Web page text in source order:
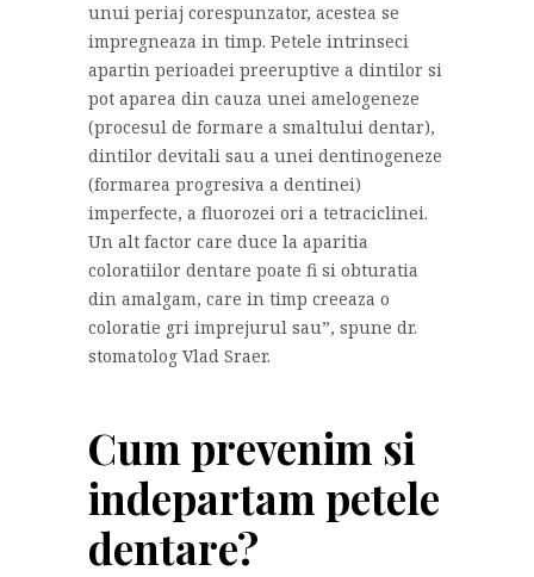
unui periaj corespunzator, acestea se
impregneaza in timp. Petele intrinseci
apartin perioadei preeruptive a dintilor si
pot aparea din cauza unei amelogeneze
(procesul de formare a smaltului dentar),
dintilor devitali sau a unei dentinogeneze
(formarea progresiva a dentinei)
imperfecte, a fluorozei ori a tetraciclinei.
Un alt factor care duce la aparitia
coloratiilor dentare poate fi si obturatia
din amalgam, care in timp creeaza o
coloratie gri imprejurul sau”, spune dr.
stomatolog Vlad Sraer.
Cum prevenim si
indepartam petele
dentare?